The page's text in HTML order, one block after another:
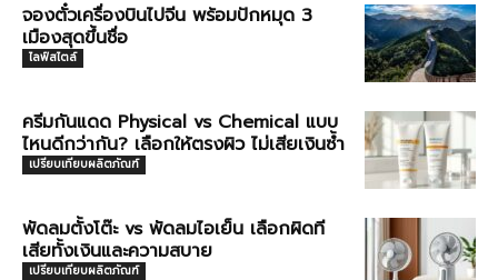
จองตั๋วเครื่องบินไปจีน พร้อมปักหมุด 3
เมืองสุดขึ้นชื่อ
ไลฟ์สไตล์
ครีมกันแดด Physical vs Chemical แบบ
ไหนดีกว่ากัน? เลือกให้ตรงผิว ไม่เสียเงินซ้ำ
เปรียบเทียบผลิตภัณฑ์
พัดลมตั้งโต๊ะ vs พัดลมไอเย็น เลือกผิดที
เสียทั้งเงินและความสบาย
เปรียบเทียบผลิตภัณฑ์